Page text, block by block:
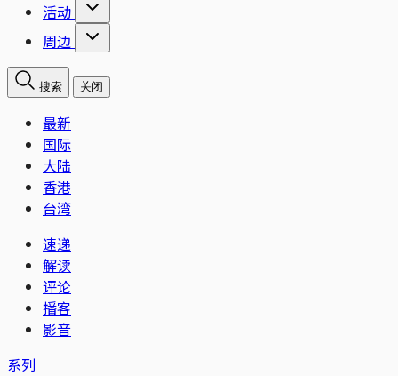
活动
周边
搜索 关闭
最新
国际
大陆
香港
台湾
速递
解读
评论
播客
影音
系列